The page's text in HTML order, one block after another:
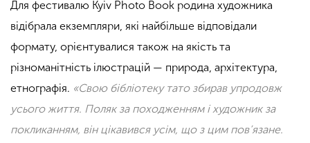
Для фестивалю Kyiv Photo Book родина художника
відібрала екземпляри, які найбільше відповідали
формату, орієнтувалися також на якість та
різноманітність ілюстрацій — природа, архітектура,
етнографія. «Свою бібліотеку тато збирав упродовж
усього життя. Поляк за походженням і художник за
покликанням, він цікавився усім, що з цим пов’язане.